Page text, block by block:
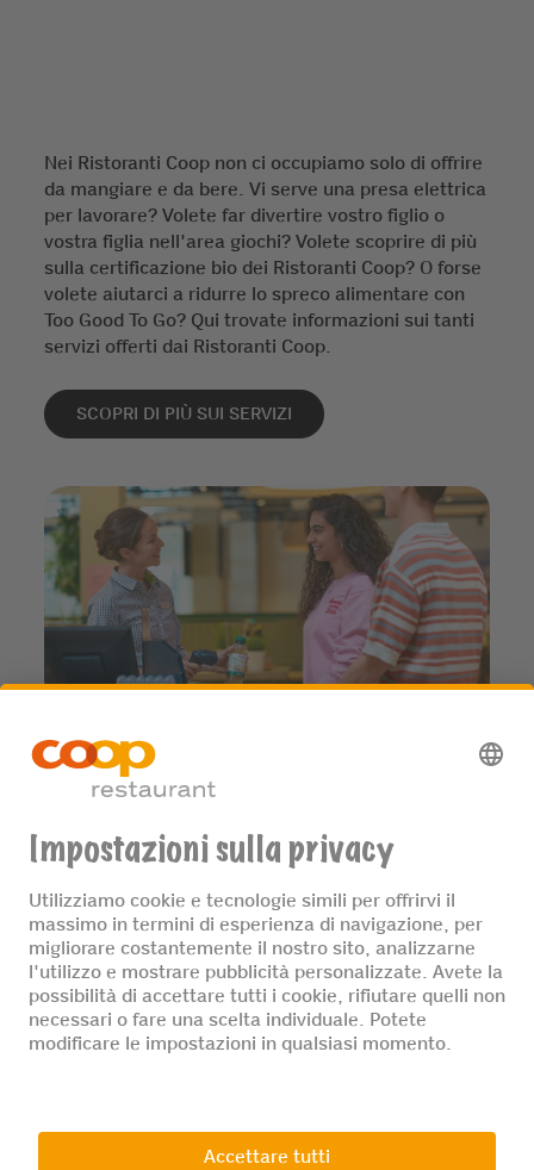
Nei Ristoranti Coop non ci occupiamo solo di offrire
da mangiare e da bere. Vi serve una presa elettrica
per lavorare? Volete far divertire vostro figlio o
vostra figlia nell'area giochi? Volete scoprire di più
sulla certificazione bio dei Ristoranti Coop? O forse
volete aiutarci a ridurre lo spreco alimentare con
Too Good To Go? Qui trovate informazioni sui tanti
servizi offerti dai Ristoranti Coop.
SCOPRI DI PIÙ SUI SERVIZI
TROVA IL RISTORANTE PIÙ VICINO